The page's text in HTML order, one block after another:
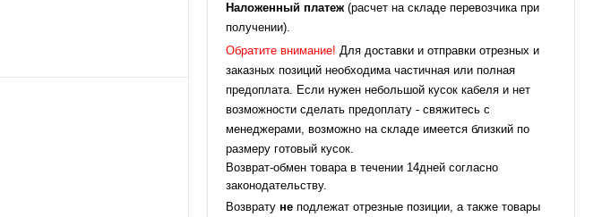
Наложенный платеж(расчет на складе перевозчика при
получении).
Обратите внимание! Для доставки и отправки отрезных и
заказных позиций необходима частичная или полная
предоплата. Если нужен небольшой кусок кабеля и нет
возможности сделать предоплату - свяжитесь с
менеджерами, возможно на складе имеется близкий по
размеру готовый кусок.
Возврат-обмен товара в течении 14дней согласно
законодательству.
Возвратуне подлежат отрезные позиции, а также товары